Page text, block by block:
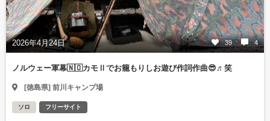
2026年4月24日 39 4
ノルウェー軍幕🇳🇴カモⅡでお籠もりしお遊び作詞作曲😎♬笑
[徳島県] 前川キャンプ場
ソロ フリーサイト